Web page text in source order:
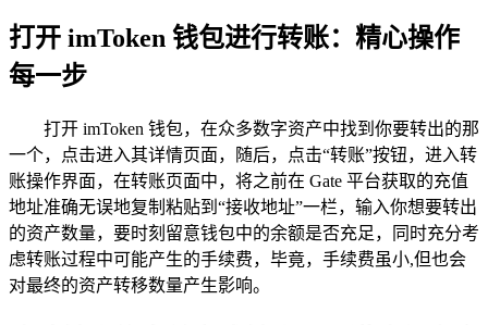
打开 imToken 钱包进行转账：精心操作
每一步
打开 imToken 钱包，在众多数字资产中找到你要转出的那
一个，点击进入其详情页面，随后，点击“转账”按钮，进入转
账操作界面，在转账页面中，将之前在 Gate 平台获取的充值
地址准确无误地复制粘贴到“接收地址”一栏，输入你想要转出
的资产数量，要时刻留意钱包中的余额是否充足，同时充分考
虑转账过程中可能产生的手续费，毕竟，手续费虽小,但也会
对最终的资产转移数量产生影响。